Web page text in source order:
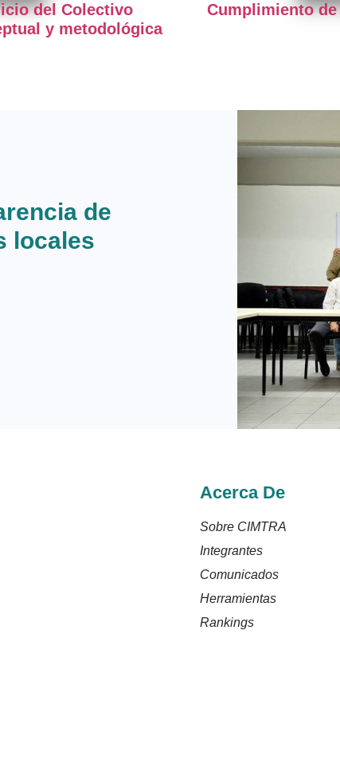
del Colectivo
y metodológica
Cumplimiento
de
locales
Acerca De
Sobre CIMTRA
Integrantes
Comunicados
Herramientas
Rankings